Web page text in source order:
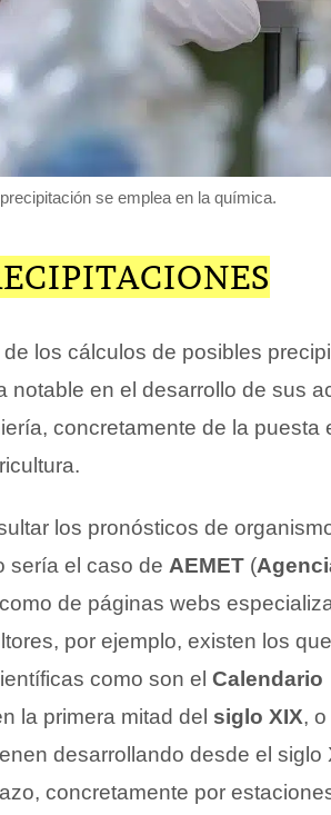
se emplea en la química.
los cálculos de posibles
notable en el desarrollo de sus
concretamente de la puesta
los pronósticos de
sería el caso de AEMET (
de páginas webs
por ejemplo, existen los
como son el Calendario
la primera mitad del siglo XIX,
desarrollando desde el siglo
concretamente por